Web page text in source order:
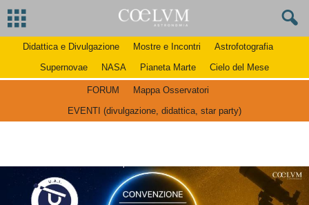
Didattica e Divulgazione Mostre e Incontri
Astrofotografia
Supernovae
NASA Pianeta Marte Cielo del Mese
FORUM
Mappa Osservatori
EVENTI (divulgazione, didattica, star party)